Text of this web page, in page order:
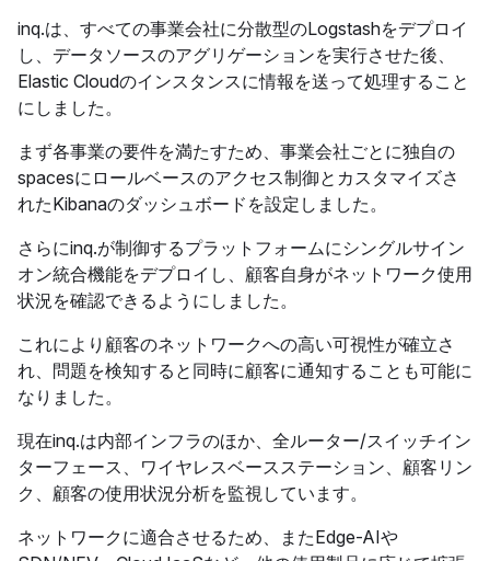
inq.は、すべての事業会社に分散型のLogstashをデプロイ
し、データソースのアグリゲーションを実行させた後、
Elastic Cloudのインスタンスに情報を送って処理すること
にしました。
まず各事業の要件を満たすため、事業会社ごとに独自の
spacesにロールベースのアクセス制御とカスタマイズさ
れたKibanaのダッシュボードを設定しました。
さらにinq.が制御するプラットフォームにシングルサイン
オン統合機能をデプロイし、顧客自身がネットワーク使用
状況を確認できるようにしました。
これにより顧客のネットワークへの高い可視性が確立さ
れ、問題を検知すると同時に顧客に通知することも可能に
なりました。
現在inq.は内部インフラのほか、全ルーター/スイッチイン
ターフェース、ワイヤレスベースステーション、顧客リン
ク、顧客の使用状況分析を監視しています。
ネットワークに適合させるため、またEdge-AIや